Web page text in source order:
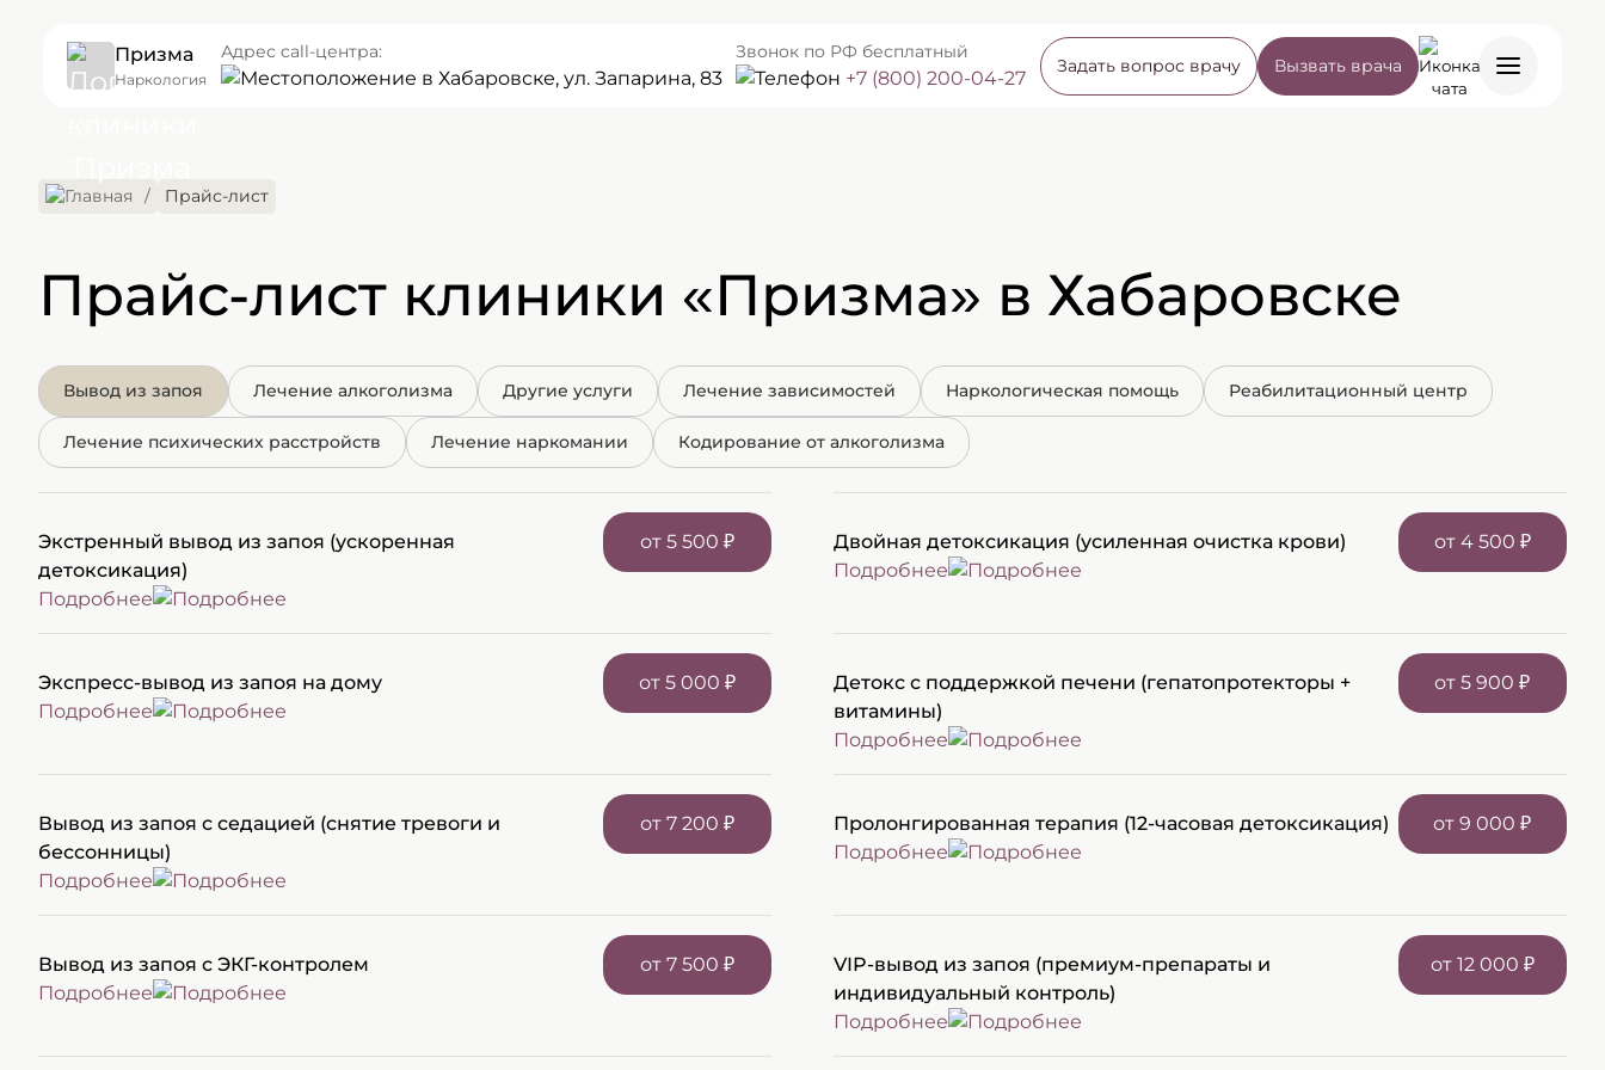
Призма
Наркология
Адрес call-центра:
в Хабаровске, ул. Запарина, 83
Звонок по РФ бесплатный
+7 (800) 200-04-27
Задать вопрос врачу Вызвать врача
Прайс-лист
Прайс-лист клиники «Призма» в Хабаровске
Вывод из запоя Лечение алкоголизма Другие услуги Лечение зависимостей Наркологическая помощь Реабилитационный центр
Лечение психических расстройств Лечение наркомании Кодирование от алкоголизма
Экстренный вывод из запоя (ускоренная
детоксикация)
Подробнее
от 5 500 ₽
Двойная детоксикация (усиленная очистка крови)
Подробнее
от 4 500 ₽
Экспресс-вывод из запоя на дому
Подробнее
от 5 000 ₽
Детокс с поддержкой печени (гепатопротекторы +
витамины)
Подробнее
от 5 900 ₽
Вывод из запоя с седацией (снятие тревоги и
бессонницы)
Подробнее
от 7 200 ₽
Пролонгированная терапия (12-часовая детоксикация)
Подробнее
от 9 000 ₽
Вывод из запоя с ЭКГ-контролем
Подробнее
от 7 500 ₽
VIP-вывод из запоя (премиум-препараты и
индивидуальный контроль)
Подробнее
от 12 000 ₽